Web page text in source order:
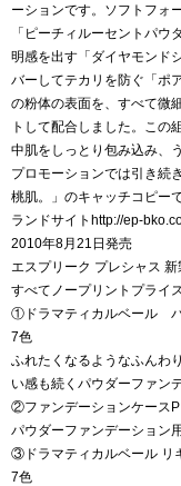
ーションです。ソフトフォ
「ピーチィルーセントパ
明感を出す「ダイヤモンド
バーしてテカリを防ぐ「ポ
の粉体の表面を、すべて微
トして配合しました。この
中肌をしっとり包み込み、
プロモーションでは引き続
桃肌。」のキャッチコピー
ランドサイトhttp://ep-
2010年8月21日発売
エスプリーク プレシャス
すべてノープリントプライス
①ドラマティカルベール パ
7色
ふれたくなるようなふんわ
い感も続くパウダーファン
②ファンデーションケースP
パウダーファンデーション
③ドラマティカルベール リ
7色